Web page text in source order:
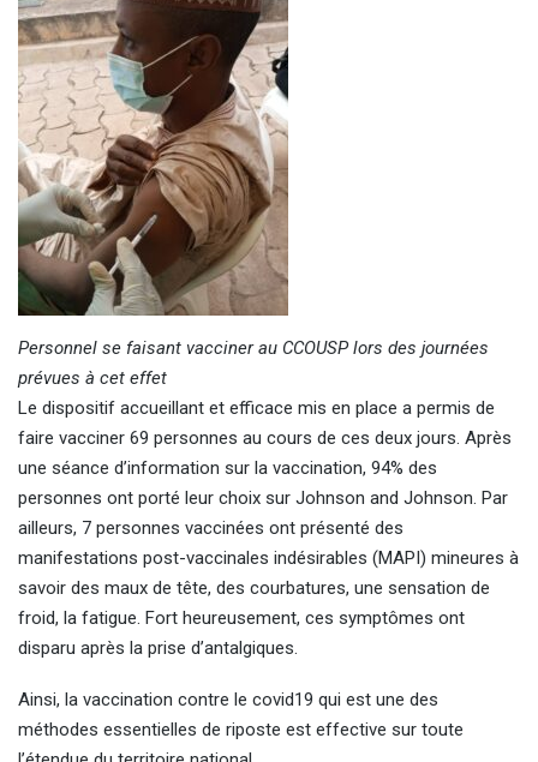
Personnel se faisant vacciner au CCOUSP lors des journées
prévues à cet effet
Le dispositif accueillant et efficace mis en place a permis de
faire vacciner 69 personnes au cours de ces deux jours. Après
une séance d’information sur la vaccination, 94% des
personnes ont porté leur choix sur Johnson and Johnson. Par
ailleurs, 7 personnes vaccinées ont présenté des
manifestations post-vaccinales indésirables (MAPI) mineures à
savoir des maux de tête, des courbatures, une sensation de
froid, la fatigue. Fort heureusement, ces symptômes ont
disparu après la prise d’antalgiques.
Ainsi, la vaccination contre le covid19 qui est une des
méthodes essentielles de riposte est effective sur toute